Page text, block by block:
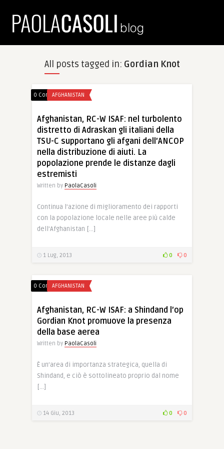
All posts tagged in: Gordian Knot
0 CommentsAFGHANISTAN
Afghanistan, RC-W ISAF: nel turbolento
distretto di Adraskan gli italiani della
TSU-C supportano gli afgani dell’ANCOP
nella distribuzione di aiuti. La
popolazione prende le distanze dagli
estremisti
Written by PaolaCasoli
Continua l’azione di miglioramento dei rapporti
con la popolazione locale nelle aree più calde
dell’Afghanistan […]
1 Lug, 2013 0 0
0 CommentsAFGHANISTAN
Afghanistan, RC-W ISAF: a Shindand l’op
Gordian Knot promuove la presenza
della base aerea
Written by PaolaCasoli
È un’area di importanza strategica, quella di
Shindand, e ciò è sottolineato proprio dal nome
[…]
14 Giu, 2013 0 0